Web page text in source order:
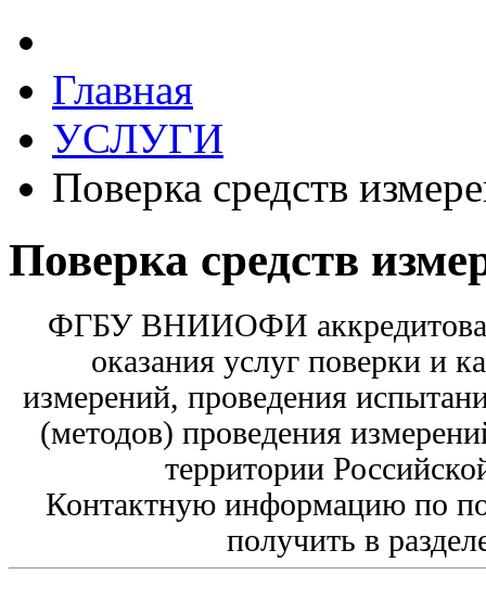
Главная
УСЛУГИ
Поверка средств
Поверка средств
ФГБУ ВНИИОФИ
оказания услуг поверки и
измерений, проведения
(методов) проведения
территории
Контактную информацию по
получить в